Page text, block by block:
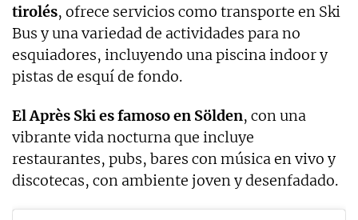
tirolés, ofrece servicios como transporte en Ski
Bus y una variedad de actividades para no
esquiadores, incluyendo una piscina indoor y
pistas de esquí de fondo.
El Après Ski es famoso en Sölden, con una
vibrante vida nocturna que incluye
restaurantes, pubs, bares con música en vivo y
discotecas, con ambiente joven y desenfadado.